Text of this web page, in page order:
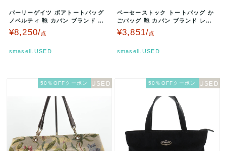
パーリーゲイツ ボアトートバッグ
ノベルティ 鞄 カバン ブランド 白
レディース ホワイト PEA…
¥8,250/点
smasell.USED
ベーセーストック トートバッグ か
ごバッグ 鞄 カバン ブランド レデ
ィース グリーン B.C ST…
¥3,851/点
smasell.USED
50％OFFクーポン 50％OFFクーポン